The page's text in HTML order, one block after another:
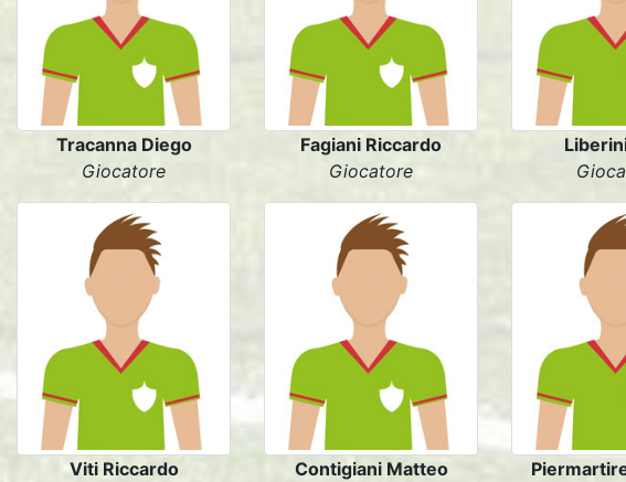
Tracanna Diego
Giocatore
Fagiani Riccardo
Giocatore
Viti Riccardo
Contigiani Matteo